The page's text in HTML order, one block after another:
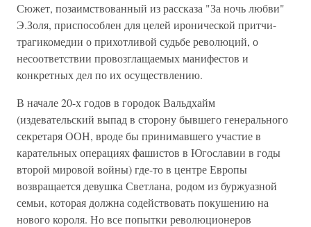
Сюжет, позаимствованный из рассказа "За ночь любви"
Э.Золя, приспособлен для целей иронической притчи-
трагикомедии о прихотливой судьбе революций, о
несоответствии провозглащаемых манифестов и
конкретных дел по их осуществлению.
В начале 20-х годов в городок Вальдхайм
(издевательский выпад в сторону бывшего генерального
секретаря ООН, вроде бы принимавшего участие в
карательных операциях фашистов в Югославии в годы
второй мировой войны) где-то в центре Европы
возвращается девушка Светлана, родом из буржуазной
семьи, которая должна содействовать покушению на
нового короля. Но все попытки революционеров